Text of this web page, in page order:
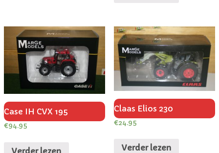
Case IH CVX 195
€94.95
Verder lezen
Claas Elios 230
€24.95
Verder lezen